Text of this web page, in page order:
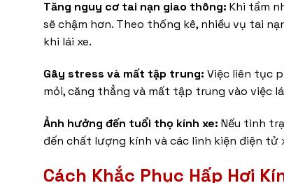
Tăng nguy cơ tai nạn giao thông: Khi tầm
sẽ chậm hơn. Theo thống kê, nhiều vụ tai
khi lái xe.
Gây stress và mất tập trung: Việc liên tục
mỏi, căng thẳng và mất tập trung vào việc
Ảnh hưởng đến tuổi thọ kính xe: Nếu tình
đến chất lượng kính và các linh kiện điện tử
Cách Khắc Phục Hấp Hơi